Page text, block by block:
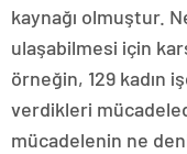
kaynağı olmuştur.
ulaşabilmesi için
örneğin, 129 kadın
verdikleri
mücadelenin ne